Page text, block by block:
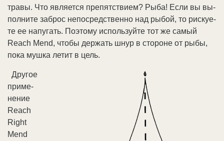
тра­вы. Что яв­ля­ет­ся пре­пят­ст­ви­ем? Ры­ба! Ес­ли вы вы­
пол­ни­те за­брос не­по­сред­ст­вен­но над ры­бой, то рис­куе­
те ее на­пу­гать. По­это­му ис­поль­зуй­те тот же са­мый
Reach Mend, что­бы дер­жать шнур в сто­ро­не от ры­бы,
по­ка муш­ка ле­тит в цель.
Дру­гое
при­ме­
не­ние
Reach
Right
Mend